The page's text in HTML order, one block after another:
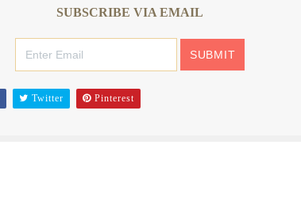
SUBSCRIBE VIA EMAIL
Twitter Pinterest